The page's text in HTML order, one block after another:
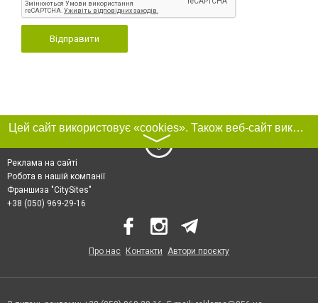
Відправити
Цей сайт використовує «cookies». Також веб-сайт використовує інтернет-сервіс для збору технічних даних стосовно відвідувачів з метою отримання маркетингової та статистичної інформації. Умови обробки даних відвідувачів сайту див.
〉
Реклама на сайті
Робота в нашій компанії
Франшиза "CitySites"
+38 (050) 969-29-16
Про нас Контакти Автори проєкту